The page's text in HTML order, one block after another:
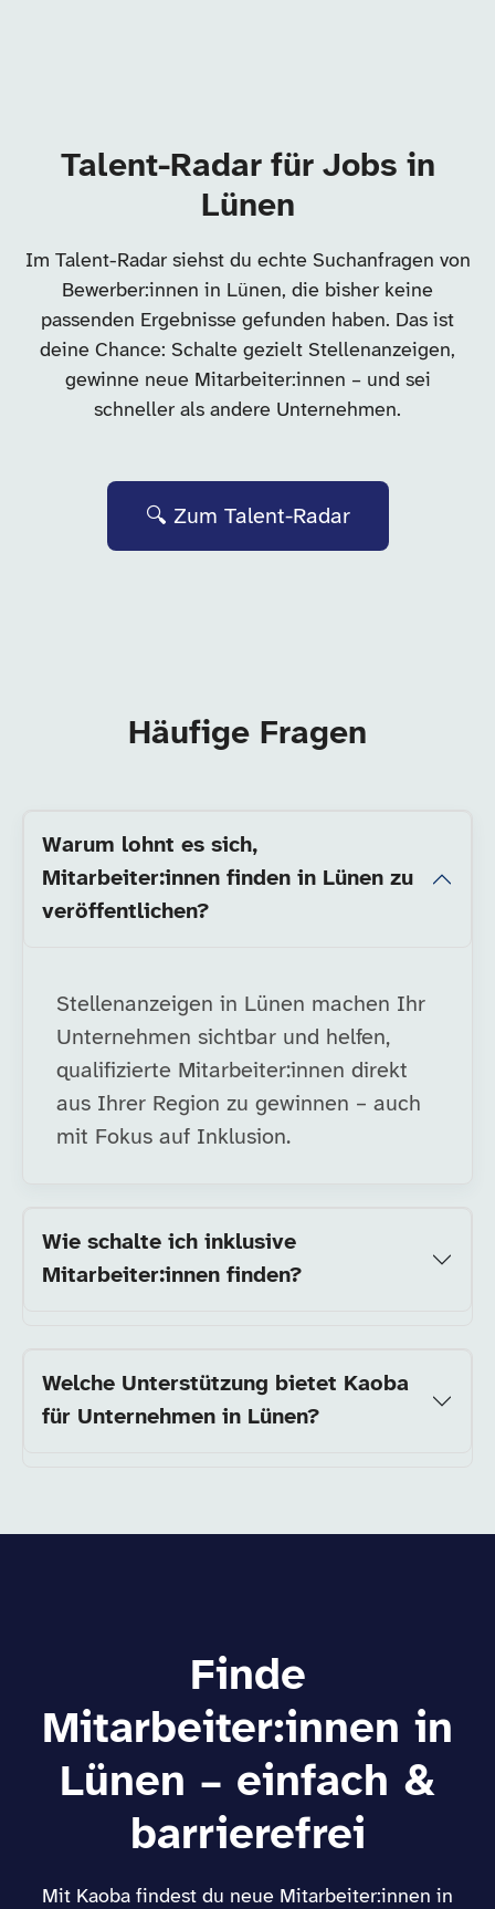
Talent-Radar für Jobs in
Lünen
Im Talent-Radar siehst du echte Suchanfragen von
Bewerber:innen in Lünen, die bisher keine
passenden Ergebnisse gefunden haben. Das ist
deine Chance: Schalte gezielt Stellenanzeigen,
gewinne neue Mitarbeiter:innen – und sei
schneller als andere Unternehmen.
🔍 Zum Talent-Radar
Häufige Fragen
Warum lohnt es sich,
Mitarbeiter:innen finden in Lünen zu
veröffentlichen?
Stellenanzeigen in Lünen machen Ihr
Unternehmen sichtbar und helfen,
qualifizierte Mitarbeiter:innen direkt
aus Ihrer Region zu gewinnen – auch
mit Fokus auf Inklusion.
Wie schalte ich inklusive
Mitarbeiter:innen finden?
Welche Unterstützung bietet Kaoba
für Unternehmen in Lünen?
Finde
Mitarbeiter:innen in
Lünen – einfach &
barrierefrei
Mit Kaoba findest du neue Mitarbeiter:innen in